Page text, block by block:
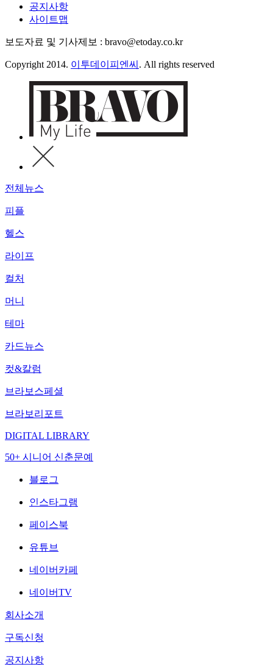
공지사항
사이트맵
보도자료 및 기사제보 : bravo@etoday.co.kr
Copyright 2014. 이투데이피엔씨 . All rights reserved
전체뉴스
피플
헬스
라이프
컬처
머니
테마
카드뉴스
컷&칼럼
브라보스페셜
브라보리포트
DIGITAL LIBRARY
50+ 시니어 신춘문예
블로그
인스타그램
페이스북
유튜브
네이버카페
네이버TV
회사소개
구독신청
공지사항